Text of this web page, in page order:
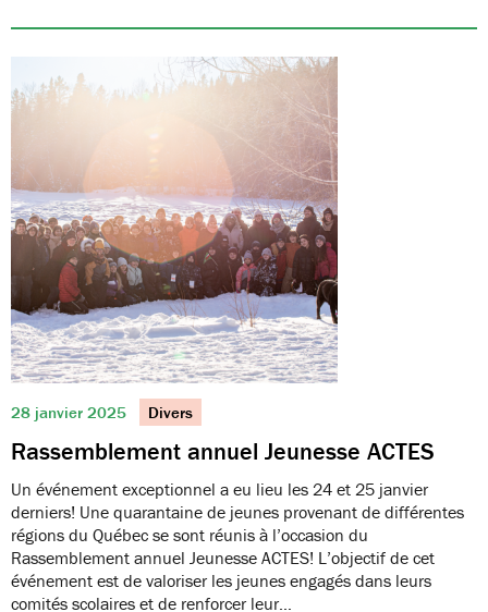
28 janvier 2025 Divers
Rassemblement annuel Jeunesse ACTES
Un événement exceptionnel a eu lieu les 24 et 25 janvier
derniers! Une quarantaine de jeunes provenant de différentes
régions du Québec se sont réunis à l’occasion du
Rassemblement annuel Jeunesse ACTES! L’objectif de cet
événement est de valoriser les jeunes engagés dans leurs
comités scolaires et de renforcer leur…